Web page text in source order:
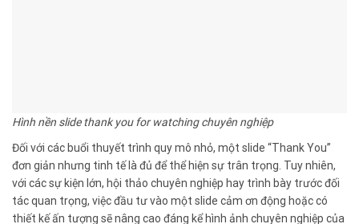
Hình nền slide thank you for watching chuyên nghiệp
Đối với các buổi thuyết trình quy mô nhỏ, một slide “Thank You”
đơn giản nhưng tinh tế là đủ để thể hiện sự trân trọng. Tuy nhiên,
với các sự kiện lớn, hội thảo chuyên nghiệp hay trình bày trước đối
tác quan trọng, việc đầu tư vào một slide cảm ơn động hoặc có
thiết kế ấn tượng sẽ nâng cao đáng kể hình ảnh chuyên nghiệp của